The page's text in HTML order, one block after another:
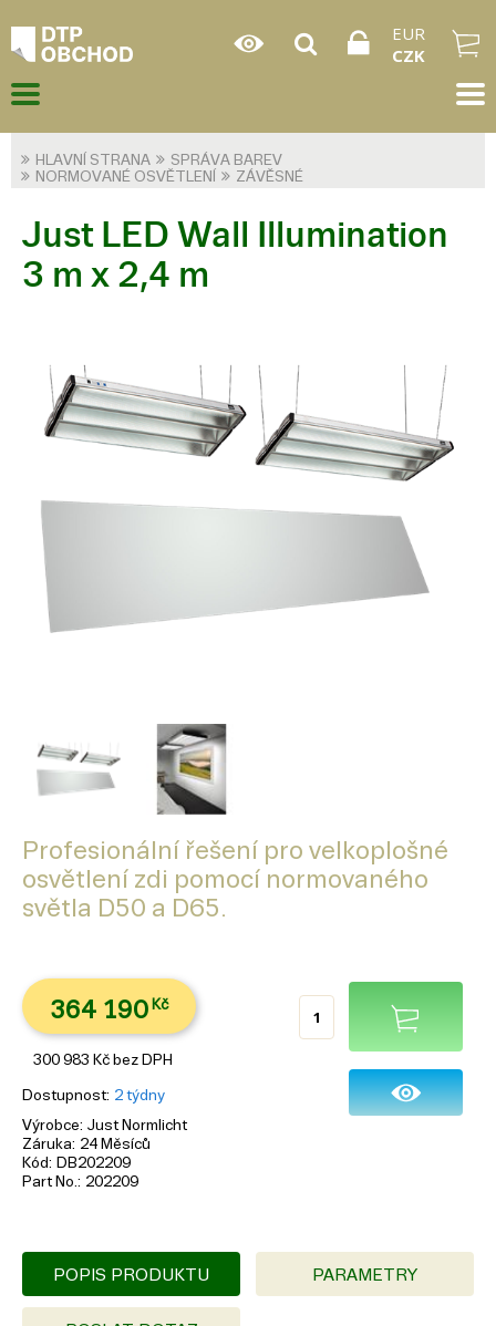
EUR
CZK
HLAVNÍ STRANA
SPRÁVA BAREV
NORMOVANÉ OSVĚTLENÍ
ZÁVĚSNÉ
Just LED Wall Illumination
3 m x 2,4 m
Profesionální řešení pro velkoplošné
osvětlení zdi pomocí normovaného
světla D50 a D65.
364 190 Kč
300 983 Kč bez DPH
Dostupnost 2 týdny
Výrobce Just Normlicht
Záruka 24 Měsíců
Kód
DB202209
Part No. 202209
POPIS PRODUKTU PARAMETRY